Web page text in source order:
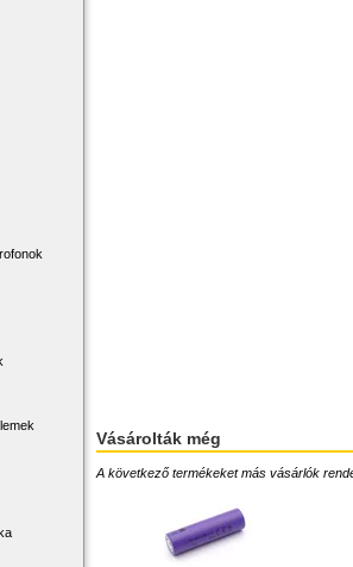
Vásárolták még
A következő termékeket más vásárlók